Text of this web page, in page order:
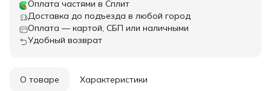
Оплата частями в Сплит
Доставка до подъезда в любой город
Оплата — картой, СБП или наличными
Удобный возврат
О товаре Характеристики